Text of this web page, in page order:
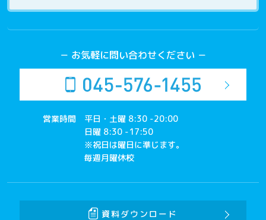
－ お気軽に問い合わせください －
営業時間
平日・土曜 8:30 -20:00
日曜 8:30 -17:50
※祝日は曜日に準じます。
毎週月曜休校
資料ダウンロード